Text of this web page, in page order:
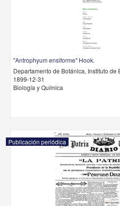
"Antrophyum ensiforme" Hook.
Departamento de Botánica, Instituto de
1899-12-31
Biología y Química
Publicación periódica